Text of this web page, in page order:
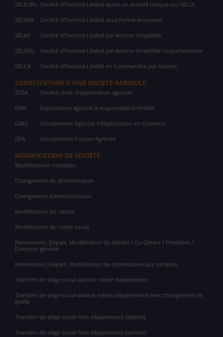
SELEURL Société d'Exercice Libéral ayant un associé Unique (ou SELU)
SELAFA Société d'Exercice Libéral sous Forme Anonyme
SELAS Société d'Exercice Libéral par Actions Simplifiée
SELASU Société d'Exercice Libéral par Actions Simplifiée Unipersonnelle
SELCA Société d'Exercice Libéral en Commandite par Actions
CONSTITUTION D'UNE SOCIÉTÉ AGRICOLE
SCEA Société civile d'exploitation agricole
EARL Exploitation agricole à responsabilité limitée
GAEC Groupement Agricole d'Exploitation en Commun
GFA Groupement Foncier Agricole
MODIFICATION DE SOCIÉTÉ
Modifications multiples
Changement de dénomination
Changement d'administrateur
Modification du capital
Modification de l'objet social
Nomination, Départ, Modification du Gérant / Co-Gérant / Président /
Directeur général
Nomination, Départ, Modification de commissaire aux comptes
Transfert de siège social dans le même département
Transfert de siège social dans le même département avec changement de
greffe
Transfert de siège social hors département (départ)
Transfert de siège social hors département (arrivée)